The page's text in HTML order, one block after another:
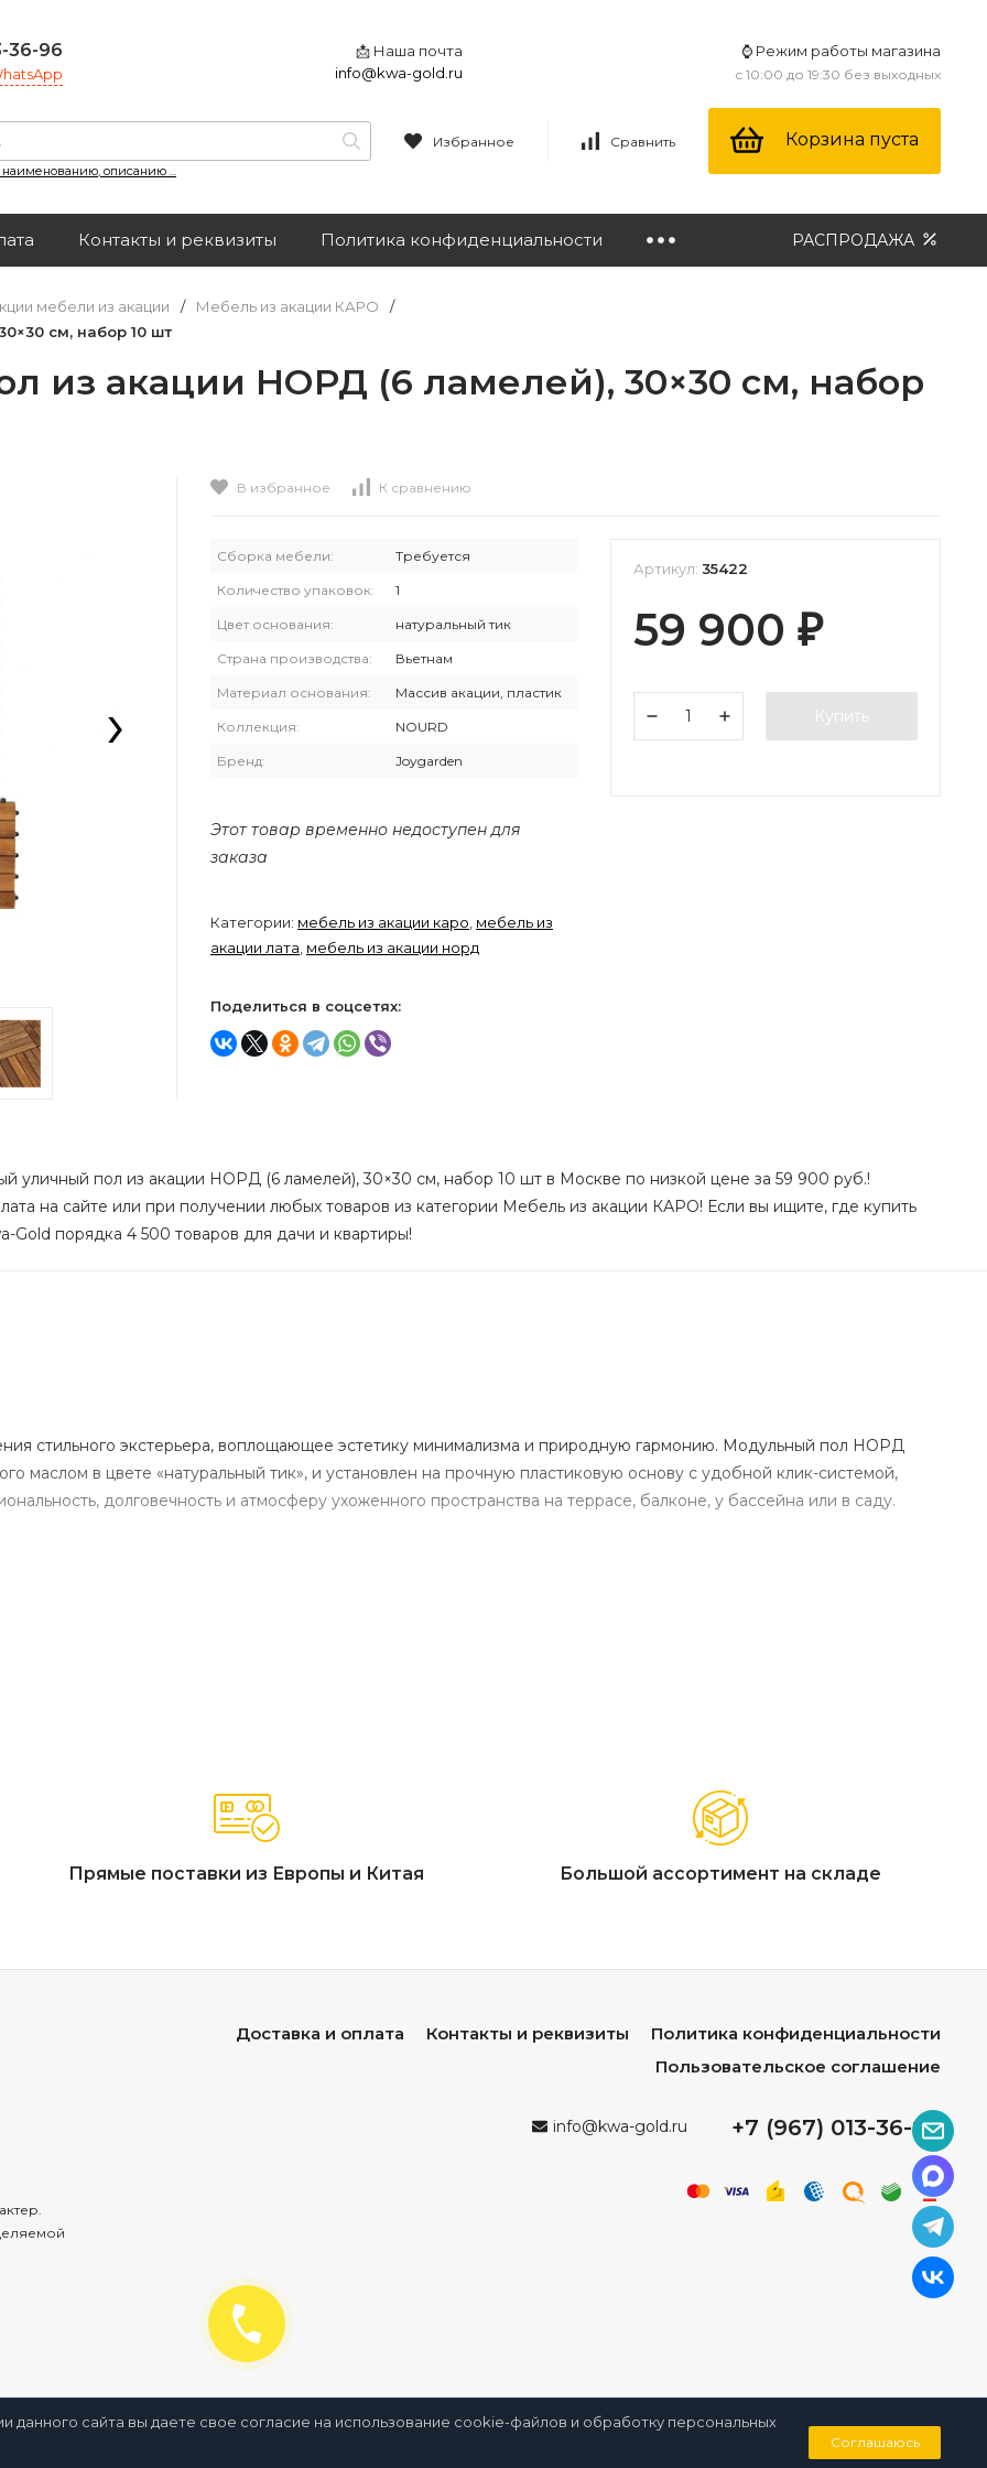
36-96
📩 Наша почта
info@kwa-gold.ru
⌚ Режим работы магазина
с 10:00 до 19:30 без выходных
наименованию, описанию ...
Избранное Сравнить Корзина пуста
Контакты и реквизиты Политика конфиденциальности РАСПРОДАЖА
мебели из акации / Мебель из акации КАРО
/
см, набор 10 шт
из акации НОРД (6 ламелей), 30×30 см, набор
›
В избранное К сравнению
Сборка мебели: Требуется
Количество упаковок: 1
Цвет основания: натуральный тик
Страна производства: Вьетнам
Материал основания: Массив акации, пластик
Коллекция: NOURD
Бренд: Joygarden
Этот товар временно недоступен для
заказа
Категории: мебель из акации каро мебель из
акации лата мебель из акации норд
Поделиться в соцсетях:
Артикул: 35422
59 900 ₽
Купить
уличный пол из акации НОРД (6 ламелей), 30×30 см, набор 10 шт в Москве по низкой цене за 59 900 руб.!
на сайте или при получении любых товаров из категории Мебель из акации КАРО! Если вы ищите, где купить
Gold порядка 4 500 товаров для дачи и квартиры!
стильного экстерьера, воплощающее эстетику минимализма и природную гармонию. Модульный пол НОРД
маслом в цвете «натуральный тик», и установлен на прочную пластиковую основу с удобной клик-системой,
долговечность и атмосферу ухоженного пространства на террасе, балконе, у бассейна или в саду.
и перепадам температур, простая замена отдельных элементов при необходимости
Прямые поставки из Европы и Китая Большой ассортимент на складе
Доставка и оплата Контакты и реквизиты
Политика конфиденциальности
Пользовательское соглашение
info@kwa-gold.ru +7 (967) 013-36-96
данного сайта вы даете свое согласие на использование cookie-файлов и обработку персональных
Соглашаюсь